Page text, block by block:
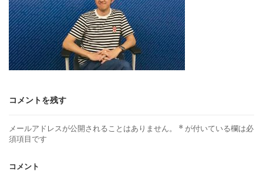
コメントを残す
メールアドレスが公開されることはありません。 * が付いている欄は必
須項目です
コメント